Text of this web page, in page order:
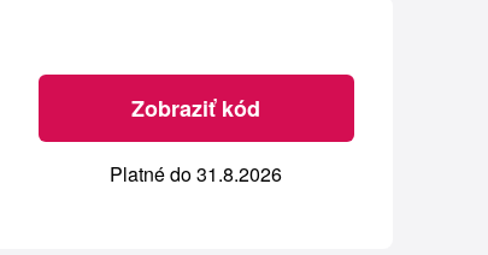
Zobraziť kód
Platné do 31.8.2026